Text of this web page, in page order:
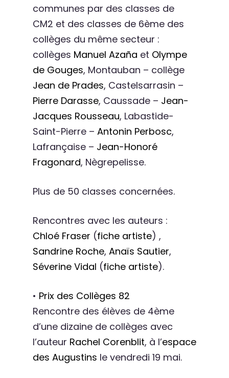
communes par des classes de
CM2 et des classes de 6ème des
collèges du même secteur :
collèges Manuel Azaña et Olympe
de Gouges, Montauban – collège
Jean de Prades, Castelsarrasin –
Pierre Darasse, Caussade – Jean-
Jacques Rousseau, Labastide-
Saint-Pierre – Antonin Perbosc,
Lafrançaise – Jean-Honoré
Fragonard, Nègrepelisse.
Plus de 50 classes concernées.
Rencontres avec les auteurs :
Chloé Fraser (fiche artiste) ,
Sandrine Roche, Anaïs Sautier,
Séverine Vidal (fiche artiste).
• Prix des Collèges 82
Rencontre des élèves de 4ème
d’une dizaine de collèges avec
l’auteur Rachel Corenblit, à l’espace
des Augustins le vendredi 19 mai.